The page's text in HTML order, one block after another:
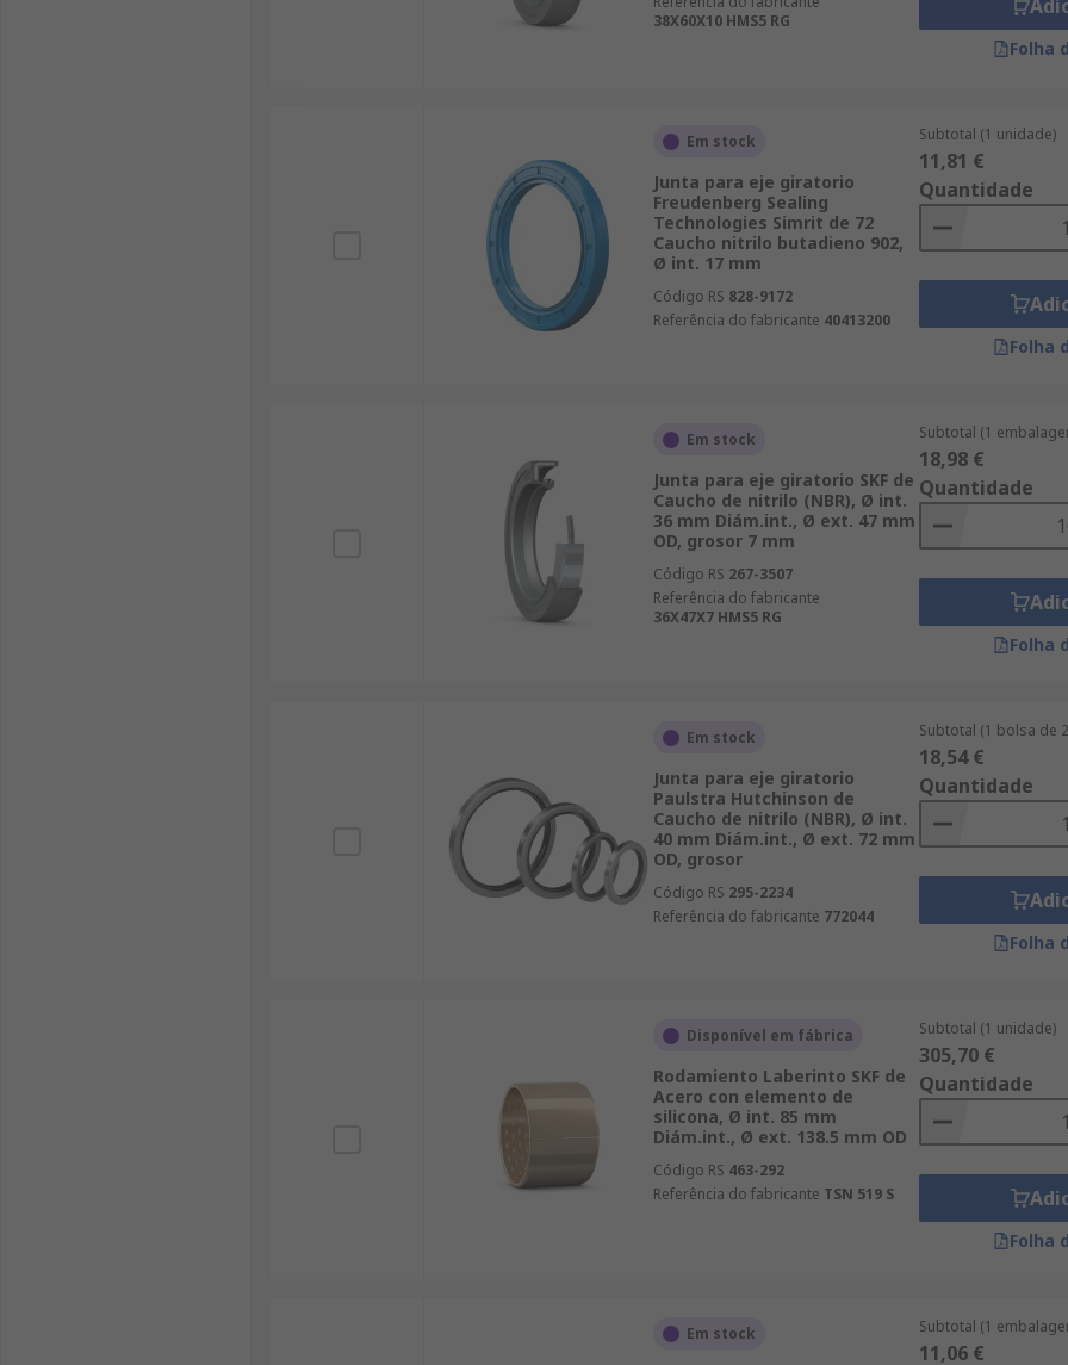
38X60X10 HMS5 RG
Folha
Em stock
Junta para eje giratorio
Freudenberg Sealing
Technologies Simrit de 72
Caucho nitrilo butadieno 902,
Ø int. 17 mm
Código RS 828-9172
Referência do fabricante 40413200
Subtotal (1 unidade)
11,81 €
Quantidade
Folha
Em stock
Junta para eje giratorio SKF de
Caucho de nitrilo (NBR), Ø int.
36 mm Diám.int., Ø ext. 47 mm
OD, grosor 7 mm
Código RS 267-3507
Referência do fabricante
36X47X7 HMS5 RG
Subtotal (1
18,98 €
Quantidade
Folha
Em stock
Junta para eje giratorio
Paulstra Hutchinson de
Caucho de nitrilo (NBR), Ø int.
40 mm Diám.int., Ø ext. 72 mm
OD, grosor
Código RS 295-2234
Referência do fabricante 772044
Subtotal (1 bolsa de
18,54 €
Quantidade
Folha
Disponível em fábrica
Rodamiento Laberinto SKF de
Acero con elemento de
silicona, Ø int. 85 mm
Diám.int., Ø ext. 138.5 mm OD
Código RS 463-292
Referência do fabricante TSN 519 S
Subtotal (1 unidade)
305,70 €
Quantidade
Folha
Em stock Subtotal (1
11,06 €